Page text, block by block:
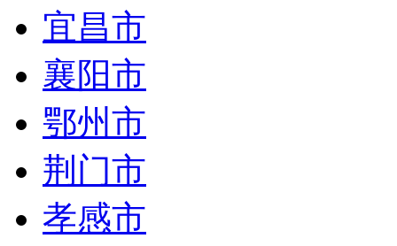
宜昌市
襄阳市
鄂州市
荆门市
孝感市